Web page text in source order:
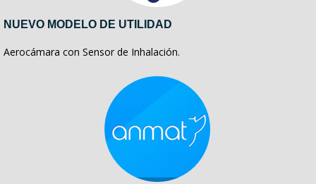
NUEVO MODELO DE UTILIDAD
Aerocámara con Sensor de Inhalación.